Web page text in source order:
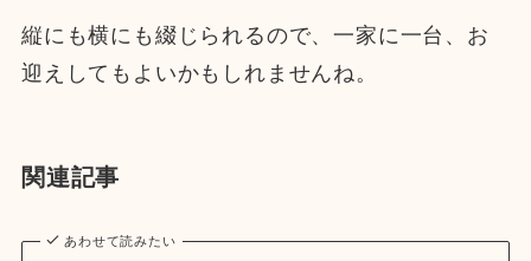
縦にも横にも綴じられるので、一家に一台、お
迎えしてもよいかもしれませんね。
関連記事
あわせて読みたい